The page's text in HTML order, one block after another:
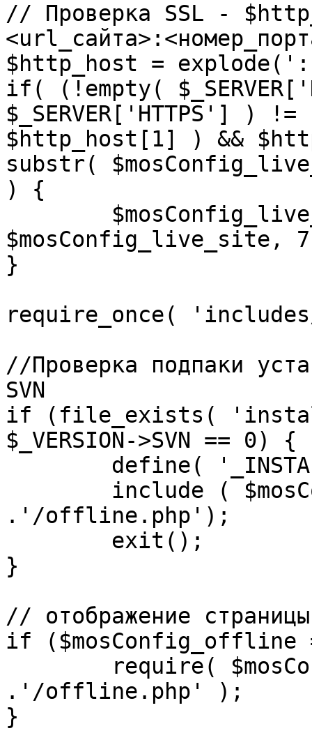
// Проверка SSL -
$http_host = explode(':',
if( (!empty(
$_SERVER['HTTPS']
$http_host[1] ) &&
substr(
) {
$mosConfig_live_site,
}
require_once(
//Проверка подпаки
SVN
if (file_exists(
$_VERSION->SVN == 0) {
.'/offline.php');
}
// отображение
if ($mosConfig_offline
.'/offline.php' );
}